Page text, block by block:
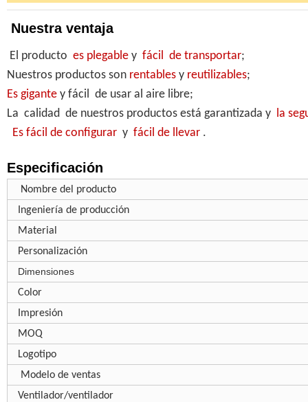
Nuestra ventaja
El producto es plegabley fácil de transportar;
Nuestros productos sonrentablesyreutilizables;
Es gigantey fácil de usar al aire libre;
La calidad de nuestros productos está garantizada y la
Es fácil de configurar yfácil de llevar .
Especificación
Nombre del producto
Ingeniería de producción
Material
Personalización
Dimensiones
Color
Impresión
MOQ
Logotipo
Modelo de ventas
Ventilador/ventilador